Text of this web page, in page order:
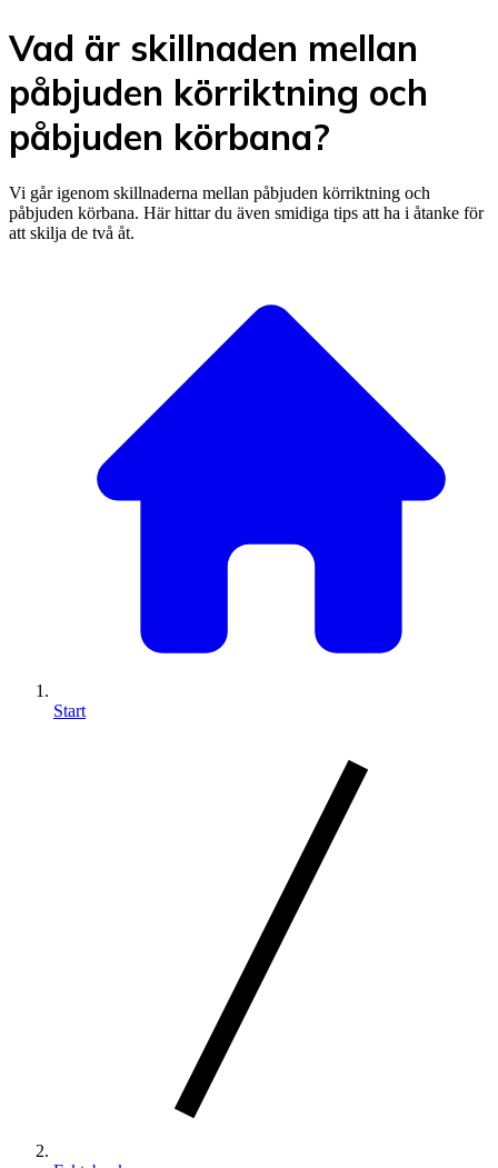
Vad är skillnaden mellan
påbjuden körriktning och
påbjuden körbana?
Vi går igenom skillnaderna mellan påbjuden körriktning och
påbjuden körbana. Här hittar du även smidiga tips att ha i åtanke för
att skilja de två åt.
Start